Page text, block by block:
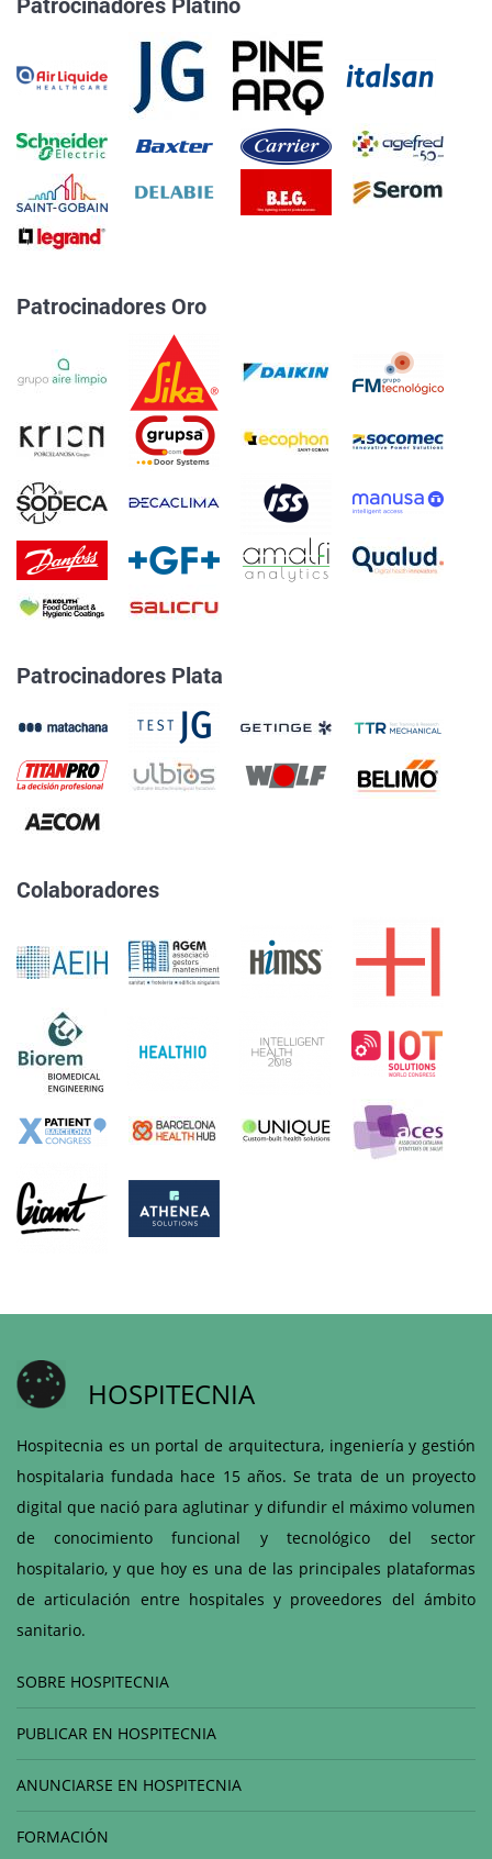
Patrocinadores Oro
Patrocinadores Plata
Colaboradores
HOSPITECNIA
Hospitecnia es un portal de arquitectura, ingeniería y gestión
hospitalaria fundada hace 15 años. Se trata de un proyecto
digital que nació para aglutinar y difundir el máximo volumen
de conocimiento funcional y tecnológico del sector
hospitalario, y que hoy es una de las principales plataformas
de articulación entre hospitales y proveedores del ámbito
sanitario.
SOBRE HOSPITECNIA
PUBLICAR EN HOSPITECNIA
ANUNCIARSE EN HOSPITECNIA
FORMACIÓN